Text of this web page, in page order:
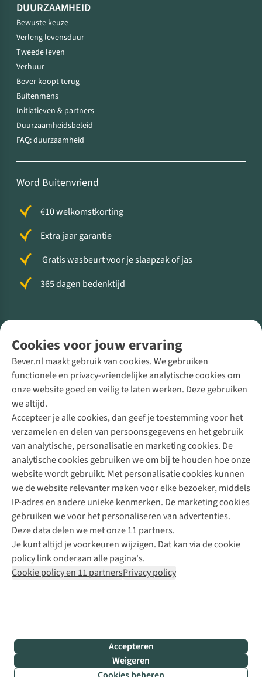
Cookies voor jouw ervaring
Bever.nl maakt gebruik van cookies. We gebruiken
functionele en privacy-vriendelijke analytische cookies om
onze website goed en veilig te laten werken. Deze gebruiken
we altijd.
Accepteer je alle cookies, dan geef je toestemming voor het
verzamelen en delen van persoonsgegevens en het gebruik
van analytische, personalisatie en marketing cookies. De
analytische cookies gebruiken we om bij te houden hoe onze
website wordt gebruikt. Met personalisatie cookies kunnen
we de website relevanter maken voor elke bezoeker, middels
IP-adres en andere unieke kenmerken. De marketing cookies
gebruiken we voor het personaliseren van advertenties.
Deze data delen we met onze 11 partners.
Je kunt altijd je voorkeuren wijzigen. Dat kan via de cookie
policy link onderaan alle pagina's.
Cookie policy en 11 partnersPrivacy policy
Accepteren
Weigeren
DUURZAAMHEID
Bewuste keuze
Verleng levensduur
Tweede leven
Verhuur
Bever koopt terug
Buitenmens
Initiatieven & partners
Duurzaamheidsbeleid
FAQ: duurzaamheid
Word Buitenvriend
€10 welkomstkorting
Extra jaar garantie
Gratis wasbeurt voor je slaapzak of jas
365 dagen bedenktijd
Direct advies van een Buitenexpert
+31 (0)85 888 50 88
+31 6 12 28 49 80
Contactformulier
Bever
B.V.